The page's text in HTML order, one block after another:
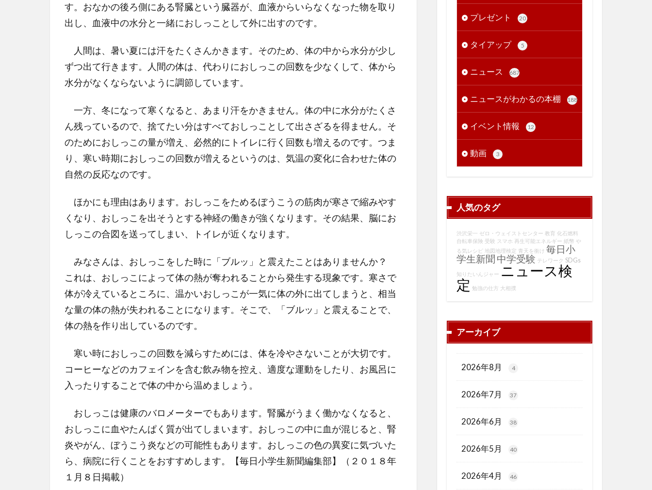
す。おなかの後ろ側にある腎臓という臓器が、血液からいらなくなった物を取り
出し、血液中の水分と一緒におしっことして外に出すのです。
人間は、暑い夏には汗をたくさんかきます。そのため、体の中から水分が少し
ずつ出て行きます。人間の体は、代わりにおしっこの回数を少なくして、体から
水分がなくならないように調節しています。
一方、冬になって寒くなると、あまり汗をかきません。体の中に水分がたくさ
ん残っているので、捨てたい分はすべておしっことして出さざるを得ません。そ
のためにおしっこの量が増え、必然的にトイレに行く回数も増えるのです。つま
り、寒い時期におしっこの回数が増えるというのは、気温の変化に合わせた体の
自然の反応なのです。
ほかにも理由はあります。おしっこをためるぼうこうの筋肉が寒さで縮みやす
くなり、おしっこを出そうとする神経の働きが強くなります。その結果、脳にお
しっこの合図を送ってしまい、トイレが近くなります。
みなさんは、おしっこをした時に「ブルッ」と震えたことはありませんか？
これは、おしっこによって体の熱が奪われることから発生する現象です。寒さで
体が冷えているところに、温かいおしっこが一気に体の外に出てしまうと、相当
な量の体の熱が失われることになります。そこで、「ブルッ」と震えることで、
体の熱を作り出しているのです。
寒い時におしっこの回数を減らすためには、体を冷やさないことが大切です。
コーヒーなどのカフェインを含む飲み物を控え、適度な運動をしたり、お風呂に
入ったりすることで体の中から温めましょう。
おしっこは健康のバロメーターでもあります。腎臓がうまく働かなくなると、
おしっこに血やたんぱく質が出てしまいます。おしっこの中に血が混じると、腎
炎やがん、ぼうこう炎などの可能性もあります。おしっこの色の異変に気づいた
ら、病院に行くことをおすすめします。【毎日小学生新聞編集部】（２０１８年
１月８日掲載）
プレゼント 20
タイアップ 5
ニュース 687
ニュースがわかるの本棚 188
イベント情報 12
動画 3
人気のタグ
渋沢栄一 ゼロ・ウェイストセンター 教育 化石燃料
自転車保険 受験 スマホ 再生可能エネルギー 紙幣 や
る気レシピ
地図地理検定 青天を衝け 毎日小
学生新聞 中学受験 テレワーク SDGs
知りたいんジャー ニュース検
定 勉強の仕方 大相撲
アーカイブ
2026年8月 4
2026年7月 37
2026年6月 38
2026年5月 40
2026年4月 46